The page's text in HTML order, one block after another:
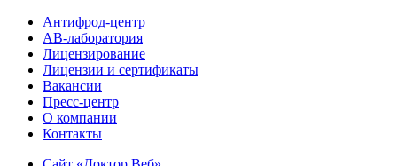
Антифрод-центр
АВ-лаборатория
Лицензирование
Лицензии и сертификаты
Вакансии
Пресс-центр
О компании
Контакты